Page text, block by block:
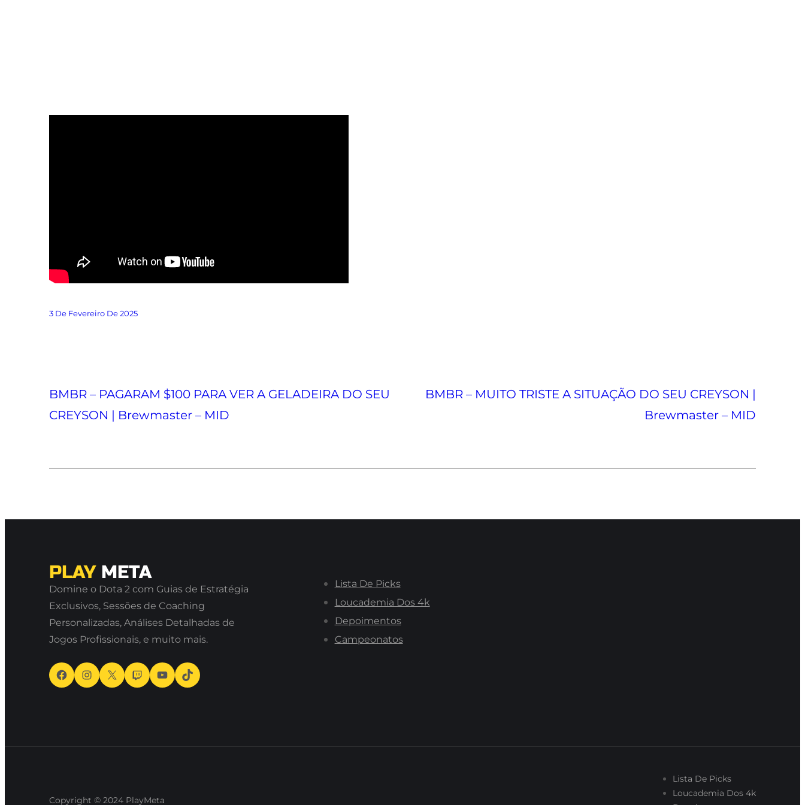
3 De Fevereiro De 2025
BMBR – PAGARAM $100 PARA VER A GELADEIRA DO SEU
CREYSON | Brewmaster – MID
BMBR – MUITO TRISTE A SITUAÇÃO DO SEU CREYSON |
Brewmaster – MID
PLAYMETA
Domine o Dota 2 com Guias de Estratégia
Exclusivos, Sessões de Coaching
Personalizadas, Análises Detalhadas de
Jogos Profissionais, e muito mais.
Facebook Instagram X Twitch Youtube TikTok
Lista De Picks
Loucademia Dos 4k
Depoimentos
Campeonatos
Copyright © 2024 PlayMeta
Lista De Picks
Loucademia Dos 4k